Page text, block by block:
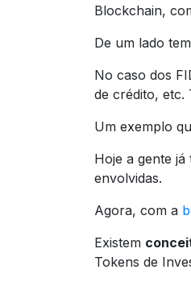
Blockchain,
De um lado
No caso dos
de crédito, etc.
Um exemplo
Hoje a gente
envolvidas.
Agora, com a
Existem
Tokens de